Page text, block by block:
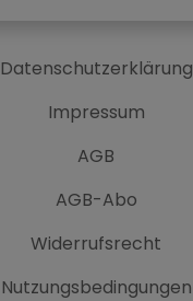
Datenschutzerklärung
Impressum
AGB
AGB-Abo
Widerrufsrecht
Nutzungsbedingungen